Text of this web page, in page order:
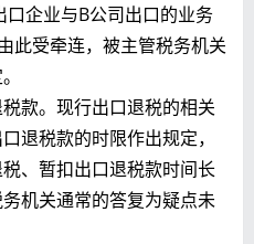
企业与B公司出口的业务
此受牵连，被主管税务机关
款。现行出口退税的相关
退税款的时限作出规定，
、暂扣出口退税款时间长
机关通常的答复为疑点未